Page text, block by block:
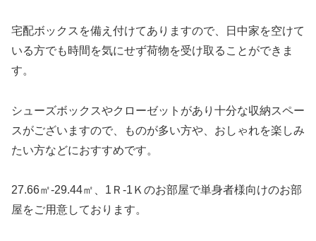
宅配ボックスを備え付けてありますので、日中家を空けて
いる方でも時間を気にせず荷物を受け取ることができま
す。
シューズボックスやクローゼットがあり十分な収納スペー
スがございますので、ものが多い方や、おしゃれを楽しみ
たい方などにおすすめです。
27.66㎡-29.44㎡、1Ｒ-1Ｋのお部屋で単身者様向けのお部
屋をご用意しております。